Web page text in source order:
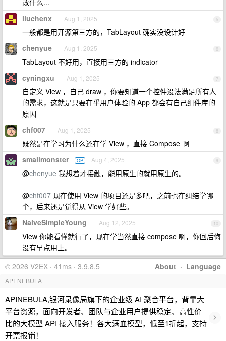
改什么...
5
liuchenx Aug 1, 2025
一般都是用开源第三方的，TabLayout 确实没设计好
6
chenyue Aug 1, 2025
TabLayout 不好用，直接用三方的 indicator
7
cyningxu Aug 1, 2025
自定义 View ，自己 draw ，你要知道一个控件没法满足所有人
的需求，这就是只要在乎用户体验的 App 都会有自己组件库的
原因
8
chf007 Aug 1, 2025
既然是在学习为什么还在学 View ，直接 Compose 啊
9
smallmonster OP Aug 4, 2025
@chenyue 我想着才接触，能用原生的就用原生的。
@chf007 现在使用 View 的项目还是多吧，之前也在纠结学哪
个，后来还是觉得从 View 学好些。
10
NaiveSimpleYoung Aug 12, 2025
View 你能看懂就行了，现在学当然直接 compose 啊，你回后悔
没有早点用上。
About · Language
© 2026 V2EX · 41ms · 3.9.8.5
APENEBULA
APINEBULA,银河录像局旗下的企业级 AI 聚合平台，背靠大
平台资源，面向开发者、团队与企业用户提供稳定、高性价
比的大模型 API 接入服务！各大满血模型，低至1折起，支持
开票报销！
›